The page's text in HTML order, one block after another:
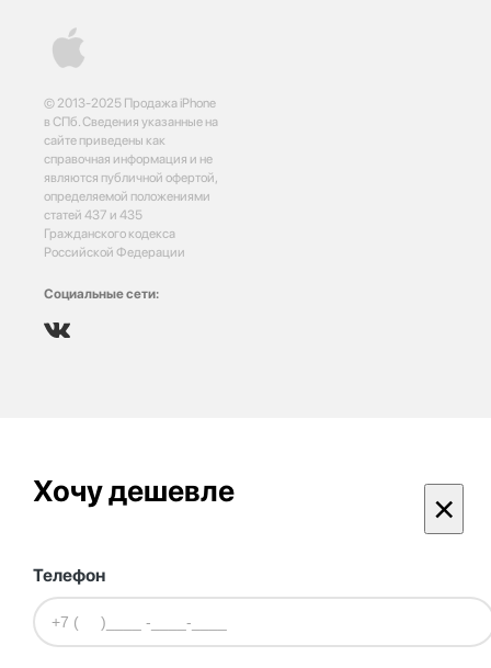
© 2013-2025 Продажа iPhone
в СПб. Сведения указанные на
сайте приведены как
справочная информация и не
являются публичной офертой,
определяемой положениями
статей 437 и 435
Гражданского кодекса
Российской Федерации
Социальные сети:
Хочу дешевле ×
Телефон